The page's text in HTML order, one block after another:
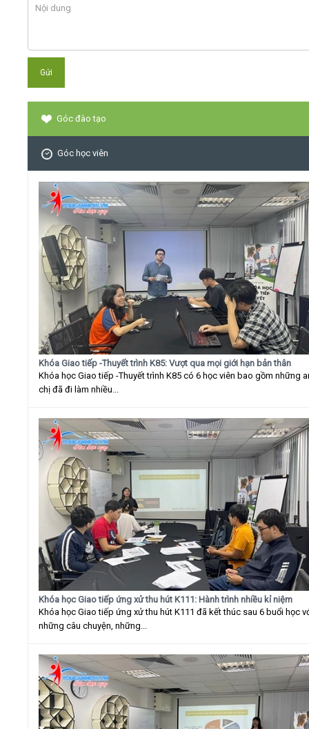
Góc đào tạo
Góc học viên
Khóa Giao tiếp -Thuyết trình K85: Vượt qua mọi giới hạn bản thân
Khóa học Giao tiếp -Thuyết trình K85 có 6 học viên bao gồm những
chị đã đi làm nhiều...
Khóa học Giao tiếp ứng xử thu hút K111: Hành trình nhiều kỉ niệm
Khóa học Giao tiếp ứng xử thu hút K111 đã kết thúc sau 6 buổi học
những câu chuyện, những...